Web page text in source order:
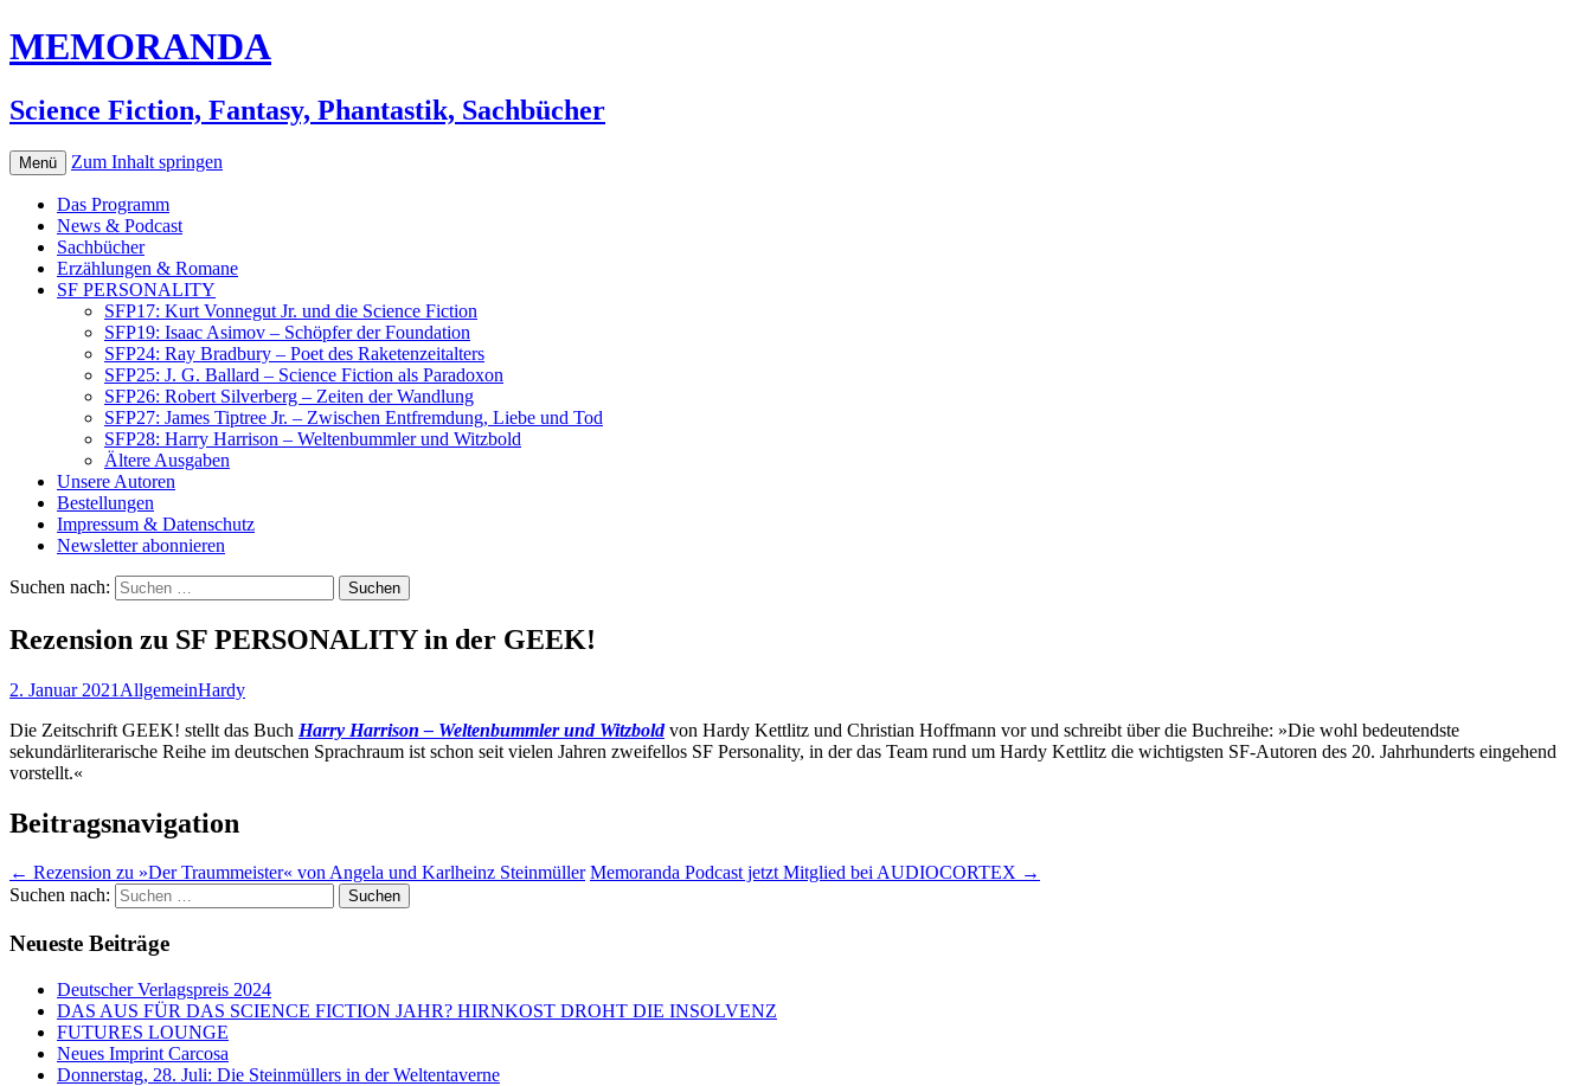
MEMORANDA
Science Fiction, Fantasy, Phantastik, Sachbücher
Menü Zum Inhalt springen
Das Programm
News & Podcast
Sachbücher
Erzählungen & Romane
SF PERSONALITY
SFP17: Kurt Vonnegut Jr. und die Science Fiction
SFP19: Isaac Asimov – Schöpfer der Foundation
SFP24: Ray Bradbury – Poet des Raketenzeitalters
SFP25: J. G. Ballard – Science Fiction als Paradoxon
SFP26: Robert Silverberg – Zeiten der Wandlung
SFP27: James Tiptree Jr. – Zwischen Entfremdung, Liebe und Tod
SFP28: Harry Harrison – Weltenbummler und Witzbold
Ältere Ausgaben
Unsere Autoren
Bestellungen
Impressum & Datenschutz
Newsletter abonnieren
Suchen nach:
Rezension zu SF PERSONALITY in der GEEK!
2. Januar 2021 AllgemeinHardy
Die Zeitschrift GEEK! stellt das Buch Harry Harrison – Weltenbummler und Witzboldvon Hardy Kettlitz und Christian Hoffmann vor und schreibt über die Buchreihe: »Die wohl bedeutendste
sekundärliterarische Reihe im deutschen Sprachraum ist schon seit vielen Jahren zweifellos SF Personality, in der das Team rund um Hardy Kettlitz die wichtigsten SF-Autoren des 20. Jahrhunderts eingehend
vorstellt.«
Beitragsnavigation
← Rezension zu »Der Traummeister« von Angela und Karlheinz Steinmüller Memoranda Podcast jetzt Mitglied bei AUDIOCORTEX →
Suchen nach:
Neueste Beiträge
Deutscher Verlagspreis 2024
DAS AUS FÜR DAS SCIENCE FICTION JAHR? HIRNKOST DROHT DIE INSOLVENZ
FUTURES LOUNGE
Neues Imprint Carcosa
Donnerstag, 28. Juli: Die Steinmüllers in der Weltentaverne